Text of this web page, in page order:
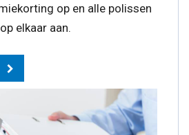
op en alle polissen
elkaar aan.